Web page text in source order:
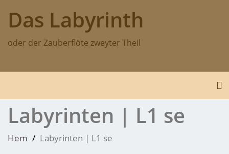
innehåll
Das Labyrinth
oder der Zauberflöte zweyter Theil
Labyrinten | L1 se
Hem Labyrinten | L1 se